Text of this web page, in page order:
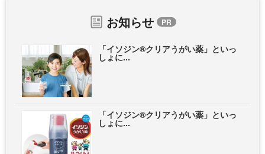
お知らせ
「イソジン®クリアうがい薬」といっ
しょに...
「イソジン®クリアうがい薬」といっ
しょに...